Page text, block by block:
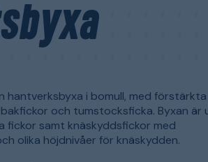
hantverksbyxa i bomull, med
och tumstocksficka. Byxan är
fickor samt knäskyddsfickor med
olika höjdnivåer för knäskydden.